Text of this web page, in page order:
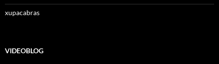
xupacabras
VIDEOBLOG